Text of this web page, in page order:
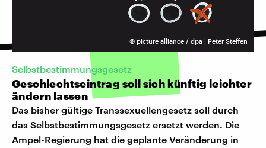
© picture alliance / dpa | Peter Steffen
Selbstbestimmungsgesetz
Geschlechtseintrag soll sich künftig leichter
ändern lassen
Das bisher gültige Transsexuellengesetz soll durch
das Selbstbestimmungsgesetz ersetzt werden. Die
Ampel-Regierung hat die geplante Veränderung in